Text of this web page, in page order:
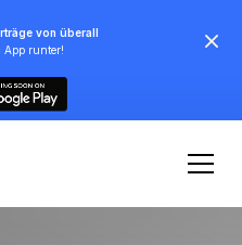
von überall
App runter!